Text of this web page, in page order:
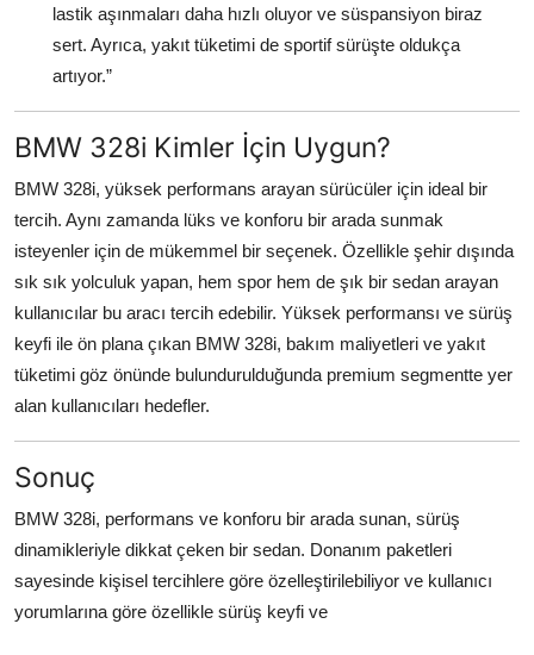
lastik aşınmaları daha hızlı oluyor ve süspansiyon biraz
sert. Ayrıca, yakıt tüketimi de sportif sürüşte oldukça
artıyor.”
BMW 328i Kimler İçin Uygun?
BMW 328i, yüksek performans arayan sürücüler için ideal bir
tercih. Aynı zamanda lüks ve konforu bir arada sunmak
isteyenler için de mükemmel bir seçenek. Özellikle şehir dışında
sık sık yolculuk yapan, hem spor hem de şık bir sedan arayan
kullanıcılar bu aracı tercih edebilir. Yüksek performansı ve sürüş
keyfi ile ön plana çıkan BMW 328i, bakım maliyetleri ve yakıt
tüketimi göz önünde bulundurulduğunda premium segmentte yer
alan kullanıcıları hedefler.
Sonuç
BMW 328i, performans ve konforu bir arada sunan, sürüş
dinamikleriyle dikkat çeken bir sedan. Donanım paketleri
sayesinde kişisel tercihlere göre özelleştirilebiliyor ve kullanıcı
yorumlarına göre özellikle sürüş keyfi ve